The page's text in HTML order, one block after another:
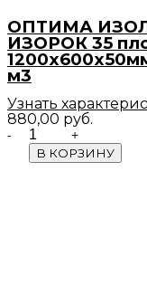
ОПТИМА
ИЗОРОК 35
м3
Узнать
880,00 руб.
Quantity
В КОРЗИНУ